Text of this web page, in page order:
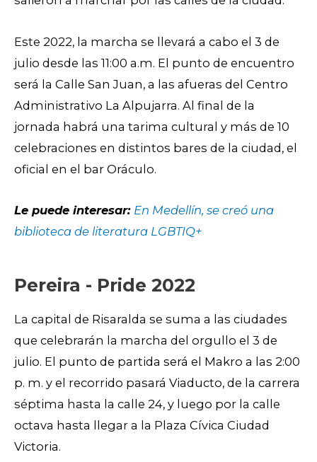
Este 2022, la marcha se llevará a cabo el 3 de
julio desde las 11:00 a.m. El punto de encuentro
será la Calle San Juan, a las afueras del Centro
Administrativo La Alpujarra. Al final de la
jornada habrá una tarima cultural y más de 10
celebraciones en distintos bares de la ciudad, el
oficial en el bar Oráculo.
Le puede interesar: En Medellín, se creó una
biblioteca de literatura LGBTIQ+
Pereira - Pride 2022
La capital de Risaralda se suma a las ciudades
que celebrarán la marcha del orgullo el 3 de
julio. El punto de partida será el Makro a las 2:00
p. m. y el recorrido pasará Viaducto, de la carrera
séptima hasta la calle 24, y luego por la calle
octava hasta llegar a la Plaza Cívica Ciudad
Victoria.